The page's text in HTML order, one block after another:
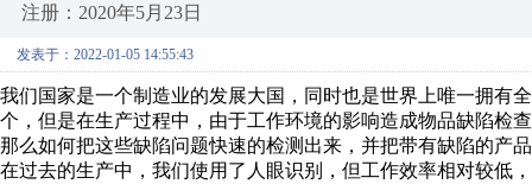
注册：2020年5月23日
发表于：2022-01-05 14:55:43
我们国家是一个制造业的发展大国，同时也是世界上唯一拥有
个，但是在生产过程中，由于工作环境的影响造成物品缺陷检
那么如何把这些缺陷问题快速的检测出来，并把带有缺陷的产
在过去的生产中，我们使用了人眼识别，但工作效率相对较低